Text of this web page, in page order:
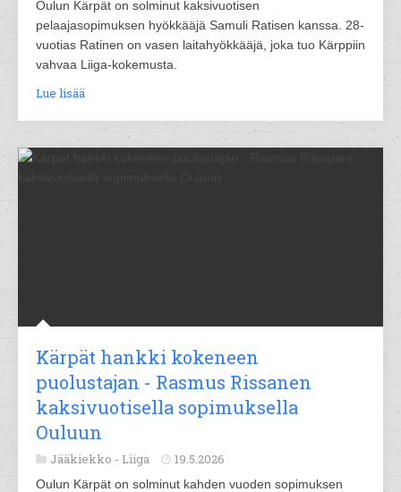
Oulun Kärpät on solminut kaksivuotisen
pelaajasopimuksen hyökkääjä Samuli Ratisen kanssa. 28-
vuotias Ratinen on vasen laitahyökkääjä, joka tuo Kärppiin
vahvaa Liiga-kokemusta.
Lue lisää
Kärpät hankki kokeneen
puolustajan - Rasmus Rissanen
kaksivuotisella sopimuksella
Ouluun
Jääkiekko - Liiga 19.5.2026
Oulun Kärpät on solminut kahden vuoden sopimuksen